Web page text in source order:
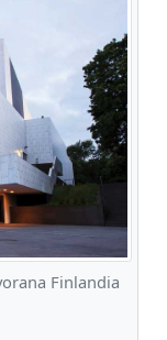
Finlandia